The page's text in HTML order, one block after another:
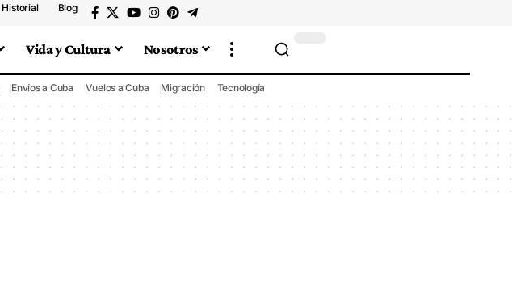
Historial Blog
Vida y Cultura Nosotros
Envíos a Cuba Vuelos a Cuba Migración Tecnología